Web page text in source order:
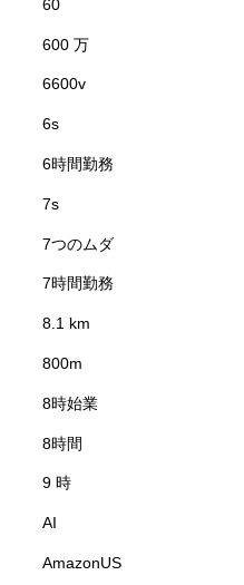
60
600 万
6600v
6s
6時間勤務
7s
7つのムダ
7時間勤務
8.1 km
800m
8時始業
8時間
9 時
AI
AmazonUS